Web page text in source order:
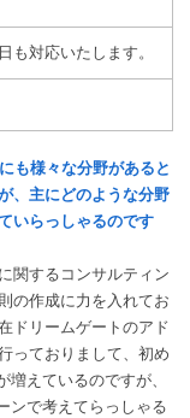
対応いたします。
も様々な分野があると
、主にどのような分野
いらっしゃるのです
関するコンサルティン
の作成に力を入れてお
ドリームゲートのアド
っておりまして、初め
えているのですが、
ンで考えてらっしゃる